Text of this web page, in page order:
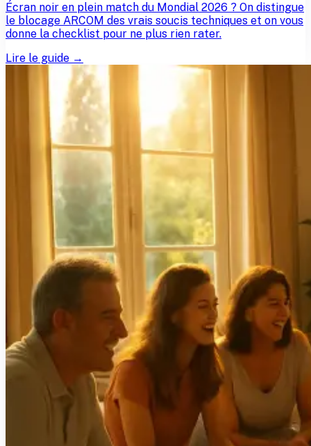
Écran noir en plein match du Mondial 2026 ? On distingue
le blocage ARCOM des vrais soucis techniques et on vous
donne la checklist pour ne plus rien rater.
Lire le guide →